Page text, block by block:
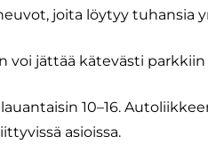
joita löytyy tuhansia
jättää kätevästi parkkiin
10–16.
asioissa.